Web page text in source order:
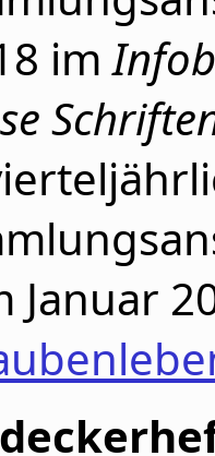
im
Januar